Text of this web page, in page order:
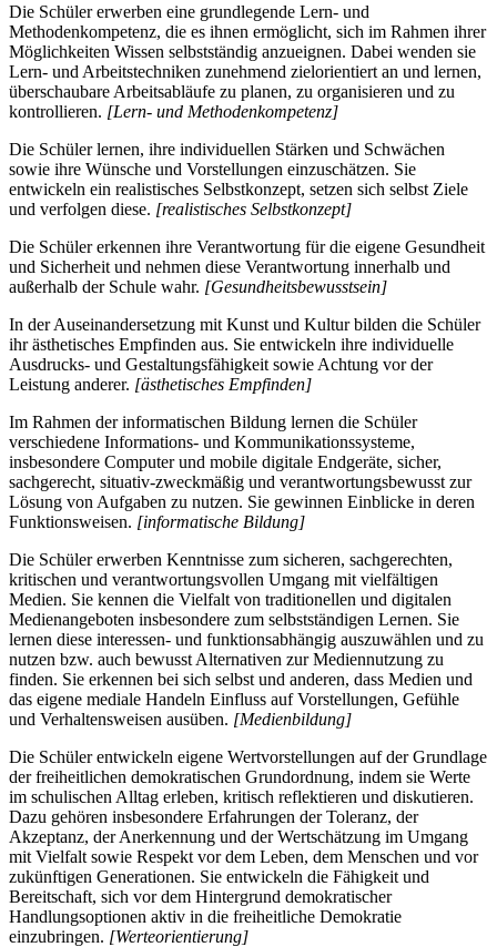
Die Schüler erwerben eine grundlegende Lern- und
Methodenkompetenz, die es ihnen ermöglicht, sich im Rahmen ihrer
Möglichkeiten Wissen selbstständig anzueignen. Dabei wenden sie
Lern- und Arbeitstechniken zunehmend zielorientiert an und lernen,
überschaubare Arbeitsabläufe zu planen, zu organisieren und zu
kontrollieren. [Lern- und Methodenkompetenz]
Die Schüler lernen, ihre individuellen Stärken und Schwächen
sowie ihre Wünsche und Vorstellungen einzuschätzen. Sie
entwickeln ein realistisches Selbstkonzept, setzen sich selbst Ziele
und verfolgen diese. [realistisches Selbstkonzept]
Die Schüler erkennen ihre Verantwortung für die eigene Gesundheit
und Sicherheit und nehmen diese Verantwortung innerhalb und
außerhalb der Schule wahr. [Gesundheitsbewusstsein]
In der Auseinandersetzung mit Kunst und Kultur bilden die Schüler
ihr ästhetisches Empfinden aus. Sie entwickeln ihre individuelle
Ausdrucks- und Gestaltungsfähigkeit sowie Achtung vor der
Leistung anderer. [ästhetisches Empfinden]
Im Rahmen der informatischen Bildung lernen die Schüler
verschiedene Informations- und Kommunikationssysteme,
insbesondere Computer und mobile digitale Endgeräte, sicher,
sachgerecht, situativ-zweckmäßig und verantwortungsbewusst zur
Lösung von Aufgaben zu nutzen. Sie gewinnen Einblicke in deren
Funktionsweisen. [informatische Bildung]
Die Schüler erwerben Kenntnisse zum sicheren, sachgerechten,
kritischen und verantwortungsvollen Umgang mit vielfältigen
Medien. Sie kennen die Vielfalt von traditionellen und digitalen
Medienangeboten insbesondere zum selbstständigen Lernen. Sie
lernen diese interessen- und funktionsabhängig auszuwählen und zu
nutzen bzw. auch bewusst Alternativen zur Mediennutzung zu
finden. Sie erkennen bei sich selbst und anderen, dass Medien und
das eigene mediale Handeln Einfluss auf Vorstellungen, Gefühle
und Verhaltensweisen ausüben. [Medienbildung]
Die Schüler entwickeln eigene Wertvorstellungen auf der Grundlage
der freiheitlichen demokratischen Grundordnung, indem sie Werte
im schulischen Alltag erleben, kritisch reflektieren und diskutieren.
Dazu gehören insbesondere Erfahrungen der Toleranz, der
Akzeptanz, der Anerkennung und der Wertschätzung im Umgang
mit Vielfalt sowie Respekt vor dem Leben, dem Menschen und vor
zukünftigen Generationen. Sie entwickeln die Fähigkeit und
Bereitschaft, sich vor dem Hintergrund demokratischer
Handlungsoptionen aktiv in die freiheitliche Demokratie
einzubringen. [Werteorientierung]